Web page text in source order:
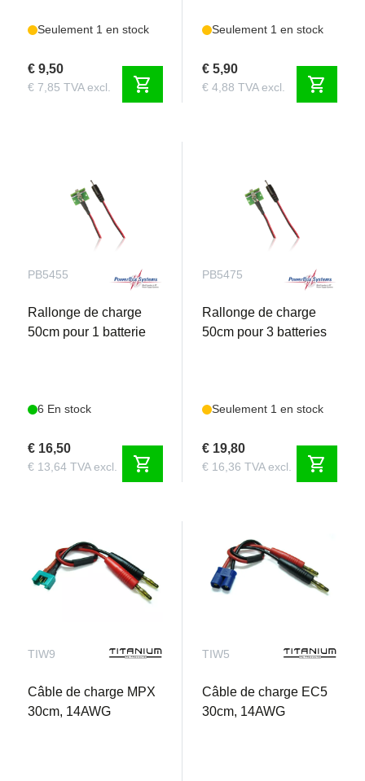
Seulement 1 en stock
€ 9,50
€ 7,85 TVA excl. shopping_cart
Seulement 1 en stock
€ 5,90
€ 4,88 TVA excl. shopping_cart
PB5455
Rallonge de charge
50cm pour 1 batterie
6 En stock
€ 16,50
€ 13,64 TVA excl. shopping_cart
PB5475
Rallonge de charge
50cm pour 3 batteries
Seulement 1 en stock
€ 19,80
€ 16,36 TVA excl. shopping_cart
TIW9
Câble de charge MPX
30cm, 14AWG
TIW5
Câble de charge EC5
30cm, 14AWG